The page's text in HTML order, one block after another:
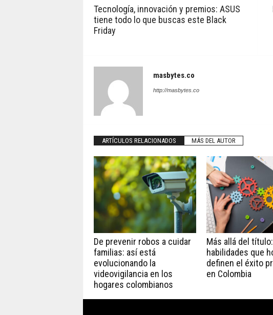
Tecnología, innovación y premios: ASUS
tiene todo lo que buscas este Black
Friday
masbytes.co
http://masbytes.co
ARTÍCULOS RELACIONADOS MÁS DEL AUTOR
De prevenir robos a cuidar
familias: así está
evolucionando la
videovigilancia en los
hogares colombianos
Más allá del
habilidades que
definen el éxito
en Colombia